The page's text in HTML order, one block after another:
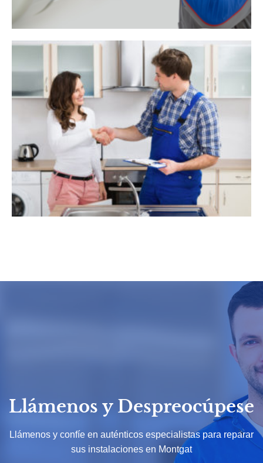
Llámenos y Despreocúpese
Llámenos y confíe en auténticos especialistas para reparar
sus instalaciones en Montgat